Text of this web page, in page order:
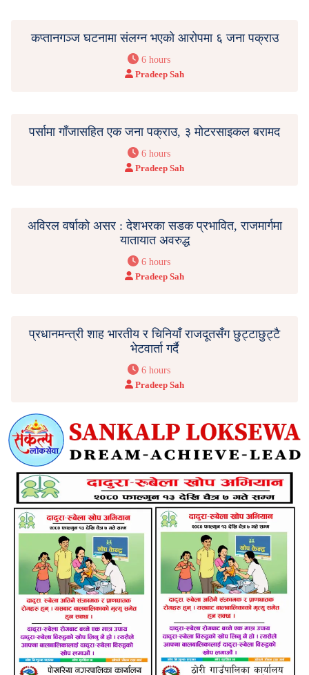
कप्तानगञ्ज घटनामा संलग्न भएको आरोपमा ६ जना पक्राउ
6 hours
Pradeep Sah
पर्सामा गाँजासहित एक जना पक्राउ, ३ मोटरसाइकल बरामद
6 hours
Pradeep Sah
अविरल वर्षाको असर : देशभरका सडक प्रभावित, राजमार्गमा
यातायात अवरुद्ध
6 hours
Pradeep Sah
प्रधानमन्त्री शाह भारतीय र चिनियाँ राजदूतसँग छुट्टाछुट्टै
भेटवार्ता गर्दै
6 hours
Pradeep Sah